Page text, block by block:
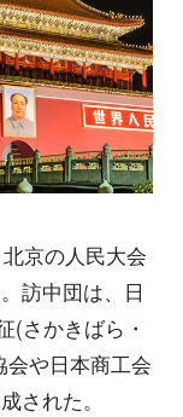
京の人民大会
訪中団は、日
(さかきばら・
会や日本商工会
された。